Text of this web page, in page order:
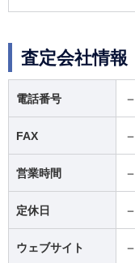
査定会社情報
電話番号 －
FAX －
営業時間 －
定休日 －
ウェブサイト －